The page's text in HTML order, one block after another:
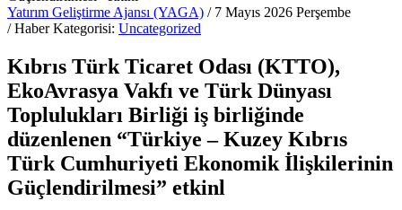
Yatırım Geliştirme Ajansı (YAGA) / 7 Mayıs 2026 Perşembe
/ Haber Kategorisi: Uncategorized
Kıbrıs Türk Ticaret Odası (KTTO),
EkoAvrasya Vakfı ve Türk Dünyası
Toplulukları Birliği iş birliğinde
düzenlenen “Türkiye – Kuzey Kıbrıs
Türk Cumhuriyeti Ekonomik İlişkilerinin
Güçlendirilmesi” etkinl